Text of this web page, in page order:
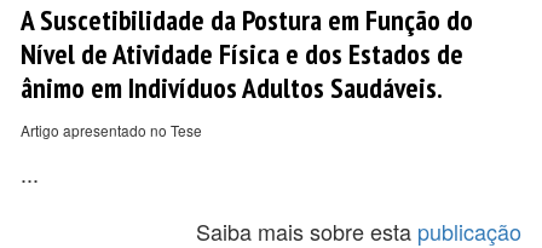
A Suscetibilidade da Postura em Função do
Nível de Atividade Física e dos Estados de
ânimo em Indivíduos Adultos Saudáveis.
Artigo apresentado no Tese
...
Saiba mais sobre esta publicação